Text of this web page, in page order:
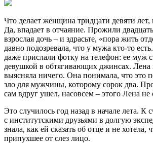
Что делает женщина тридцати девяти лет,
Да, впадает в отчаяние. Прожили
взрослая дочь – и здрасьте, «пора жить
давно подозревала, что у мужа кто-то
даже прислали фотку на телефон: ее муж
девушкой в обтягивающих джинсах. Лена
выясняла ничего. Она понимала, что это
зло для мужчины, которому сорок два.
сам вдруг ушел, насовсем – этого Лена не
Это случилось год назад в начале лета. К
с институтскими друзьями в долгую
знала, как ей сказать об отце и не хотела,
припухшее от слез лицо.